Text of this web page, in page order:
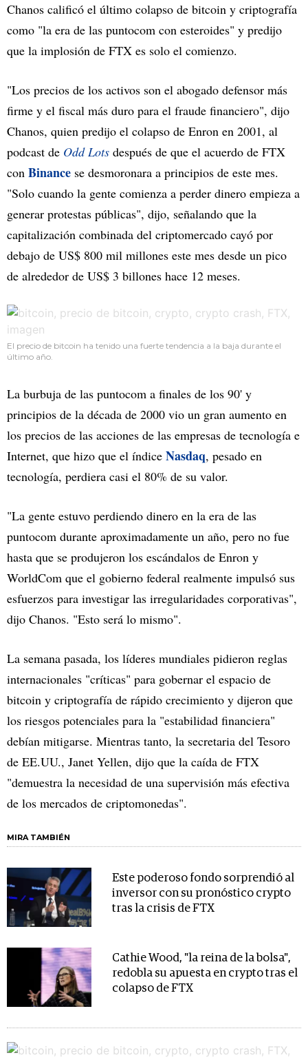
Chanos calificó el último colapso de bitcoin y criptografía
como "la era de las puntocom con esteroides" y predijo
que la implosión de FTX es solo el comienzo.
"Los precios de los activos son el abogado defensor más
firme y el fiscal más duro para el fraude financiero", dijo
Chanos, quien predijo el colapso de Enron en 2001, al
podcast de Odd Lots después de que el acuerdo de FTX
con Binance se desmoronara a principios de este mes.
"Solo cuando la gente comienza a perder dinero empieza a
generar protestas públicas", dijo, señalando que la
capitalización combinada del criptomercado cayó por
debajo de US$ 800 mil millones este mes desde un pico
de alrededor de US$ 3 billones hace 12 meses.
El precio de bitcoin ha tenido una fuerte tendencia a la baja durante el
último año.
La burbuja de las puntocom a finales de los 90' y
principios de la década de 2000 vio un gran aumento en
los precios de las acciones de las empresas de tecnología e
Internet, que hizo que el índice Nasdaq, pesado en
tecnología, perdiera casi el 80% de su valor.
"La gente estuvo perdiendo dinero en la era de las
puntocom durante aproximadamente un año, pero no fue
hasta que se produjeron los escándalos de Enron y
WorldCom que el gobierno federal realmente impulsó sus
esfuerzos para investigar las irregularidades corporativas",
dijo Chanos. "Esto será lo mismo".
La semana pasada, los líderes mundiales pidieron reglas
internacionales "críticas" para gobernar el espacio de
bitcoin y criptografía de rápido crecimiento y dijeron que
los riesgos potenciales para la "estabilidad financiera"
debían mitigarse. Mientras tanto, la secretaria del Tesoro
de EE.UU., Janet Yellen, dijo que la caída de FTX
"demuestra la necesidad de una supervisión más efectiva
de los mercados de criptomonedas".
MIRA TAMBIÉN
Este poderoso fondo sorprendió al
inversor con su pronóstico crypto
tras la crisis de FTX
Cathie Wood, "la reina de la bolsa",
redobla su apuesta en crypto tras el
colapso de FTX